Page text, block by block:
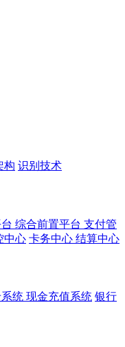
构 识别技术
综合前置平台 支付管
中心 卡务中心 结算中心
统 现金充值系统 银行